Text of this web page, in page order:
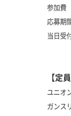
参加費
応募期
当日受
サ
【定
ユニオ
ガンス